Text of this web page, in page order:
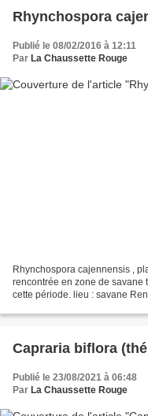
Rhynchospora
Publié le 08/02/2016 à 12:11
Par La Chaussette Rouge
Rhynchospora cajennensis ,
rencontrée en zone de savane
cette période. lieu : savane
Capraria biflora
Publié le 23/08/2021 à 06:48
Par La Chaussette Rouge